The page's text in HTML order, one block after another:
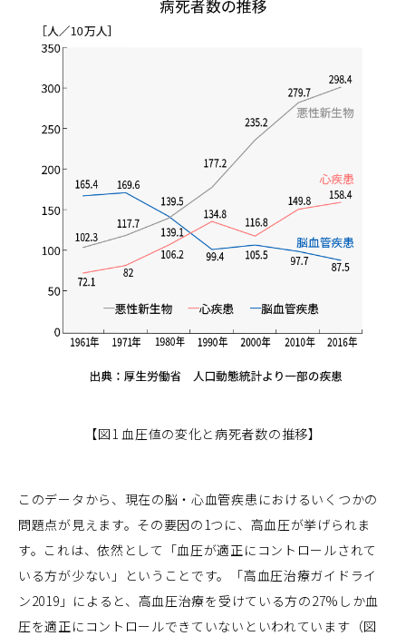
【図1 血圧値の変化と病死者数の推移】
このデータから、現在の脳・心血管疾患におけるいくつかの
問題点が見えます。その要因の1つに、高血圧が挙げられま
す。これは、依然として「血圧が適正にコントロールされて
いる方が少ない」ということです。「高血圧治療ガイドライ
ン2019」によると、高血圧治療を受けている方の27%しか血
圧を適正にコントロールできていないといわれています（図